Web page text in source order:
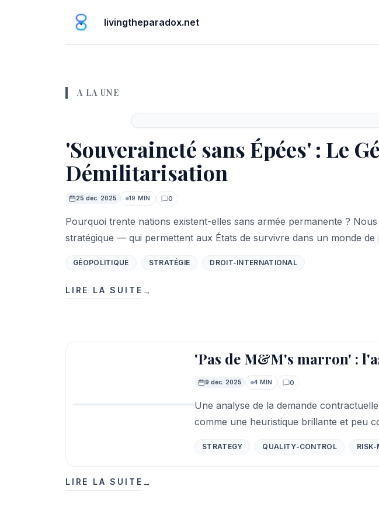
livingtheparadox.net
A LA UNE
'Souveraineté sans Épées' : Le
Démilitarisation
25 déc. 2025 19 MIN 0
Commentaires
Pourquoi trente nations existent-elles sans armée permanente ?
stratégique — qui permettent aux États de survivre dans un monde de
GÉOPOLITIQUE STRATÉGIE DROIT-INTERNATIONAL
LIRE LA SUITE →
'Pas de M&M's marron' :
9 déc. 2025 4 MIN 0
Commentaires
Une analyse de la demande
comme une heuristique brillante et peu
STRATEGY QUALITY-CONTROL RISK-
LIRE LA SUITE →